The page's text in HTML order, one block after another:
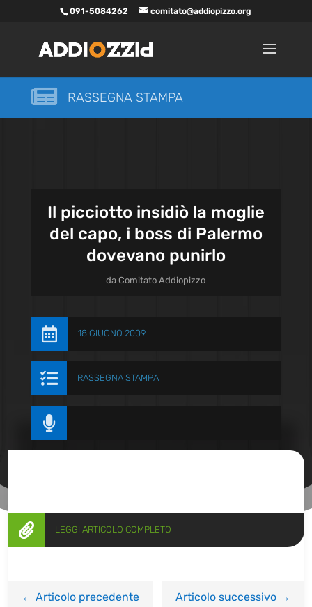
091-5084262 comitato@addiopizzo.org
 RASSEGNA STAMPA
Il picciotto insidiò la moglie
del capo, i boss di Palermo
dovevano punirlo
daComitato Addiopizzo
 18 GIUGNO 2009
 RASSEGNA STAMPA

 LEGGI ARTICOLO COMPLETO
←Articolo precedente Articolo successivo→